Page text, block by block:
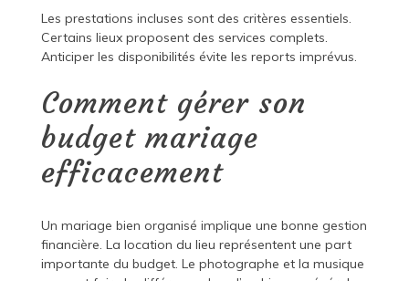
Les prestations incluses sont des critères essentiels.
Certains lieux proposent des services complets.
Anticiper les disponibilités évite les reports imprévus.
Comment gérer son
budget mariage
efficacement
Un mariage bien organisé implique une bonne gestion
financière. La location du lieu représentent une part
importante du budget. Le photographe et la musique